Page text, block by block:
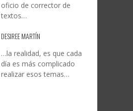
oficio de corrector de
textos…
DESIREE MARTÍN
…la realidad, es que cada
día es más complicado
realizar esos temas…